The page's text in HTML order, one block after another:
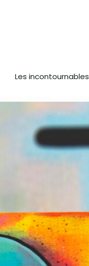
Les incontournables